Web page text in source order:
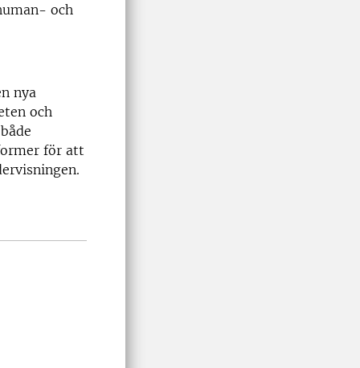
och
nya
och
för att